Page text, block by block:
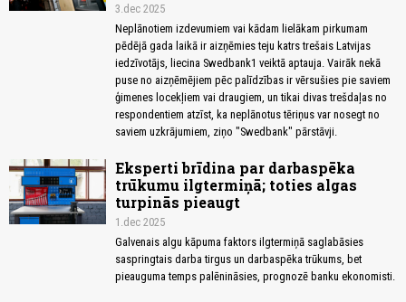
3.dec 2025
Neplānotiem izdevumiem vai kādam lielākam pirkumam
pēdējā gada laikā ir aizņēmies teju katrs trešais Latvijas
iedzīvotājs, liecina Swedbank1 veiktā aptauja. Vairāk nekā
puse no aizņēmējiem pēc palīdzības ir vērsušies pie saviem
ģimenes locekļiem vai draugiem, un tikai divas trešdaļas no
respondentiem atzīst, ka neplānotus tēriņus var nosegt no
saviem uzkrājumiem, ziņo "Swedbank" pārstāvji.
Eksperti brīdina par darbaspēka
trūkumu ilgtermiņā; toties algas
turpinās pieaugt
1.dec 2025
Galvenais algu kāpuma faktors ilgtermiņā saglabāsies
saspringtais darba tirgus un darbaspēka trūkums, bet
pieauguma temps palēnināsies, prognozē banku ekonomisti.